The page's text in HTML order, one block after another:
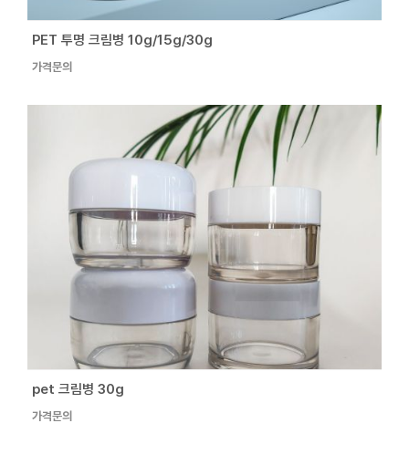
PET 투명 크림병 10g/15g/30g
가격문의
pet 크림병 30g
가격문의